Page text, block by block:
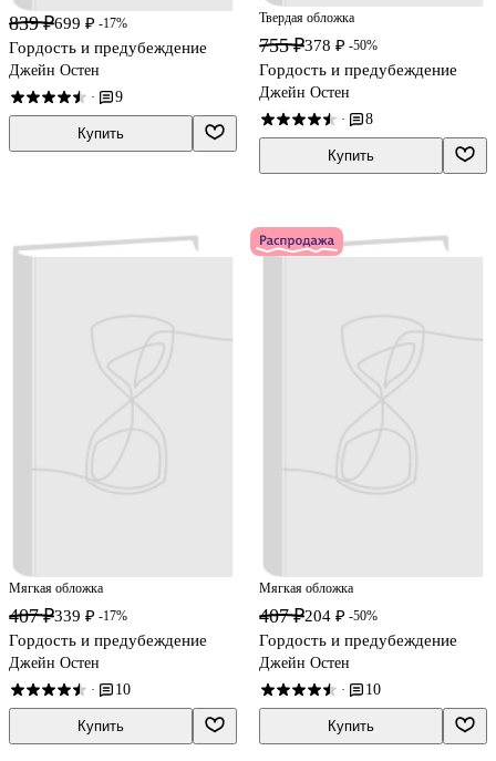
839 ₽699 ₽ -17%
Гордость и предубеждение
Джейн Остен
· 9
Купить
Твердая обложка
755 ₽378 ₽ -50%
Гордость и предубеждение
Джейн Остен
· 8
Купить
Мягкая обложка
407 ₽339 ₽ -17%
Гордость и предубеждение
Джейн Остен
· 10
Купить
Мягкая обложка
407 ₽204 ₽ -50%
Гордость и предубеждение
Джейн Остен
· 10
Купить